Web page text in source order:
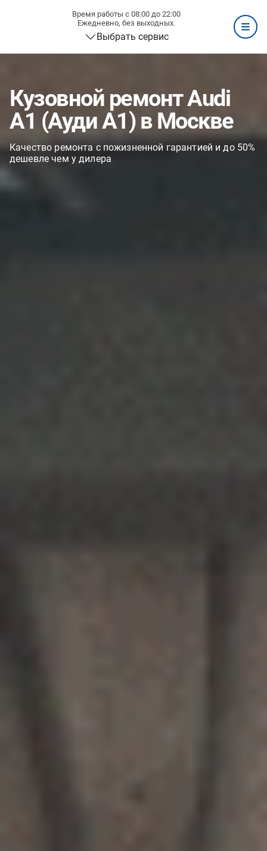
Время работы с 08:00 до 22:00
Ежедневно, без выходных.
Выбрать сервис
Кузовной ремонт Audi
A1 (Ауди А1) в Москве
Качество ремонта с пожизненной гарантией и до 50%
дешевле чем у дилера